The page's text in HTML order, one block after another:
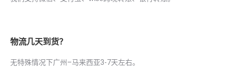
物流几天到货？
无特殊情况下广州–马来西亚3-7天左右。